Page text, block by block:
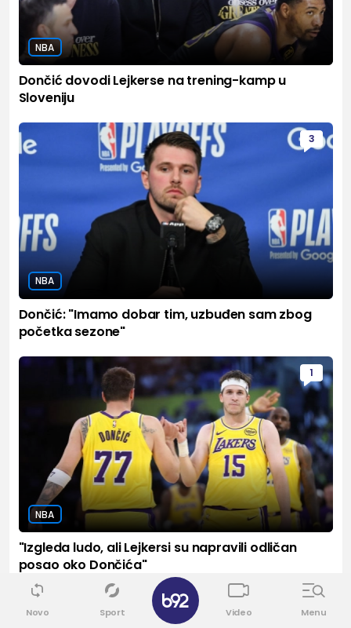
NBA
Dončić dovodi Lejkerse na trening-kamp u
Sloveniju
3
NBA
Dončić: "Imamo dobar tim, uzbuđen sam zbog
početka sezone"
1
NBA
"Izgleda ludo, ali Lejkersi su napravili odličan
posao oko Dončića"
Novo Sport Video Menu
✕